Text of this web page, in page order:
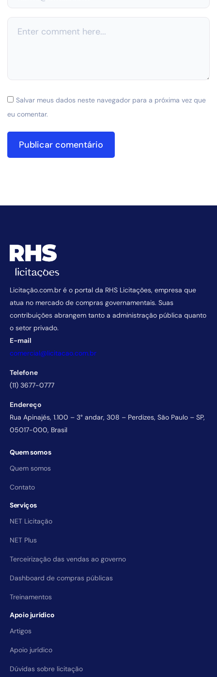
Salvar meus dados neste navegador para a próxima vez que
eu comentar.
Licitação.com.br é o portal da RHS Licitações, empresa que
atua no mercado de compras governamentais. Suas
contribuições abrangem tanto a administração pública quanto
o setor privado.
E-mail
comercial@licitacao.com.br
Telefone
(11) 3677-0777
Endereço
Rua Apinajés, 1.100 – 3° andar, 308 – Perdizes, São Paulo – SP,
05017-000, Brasil
Quem somos
Quem somos
Contato
Serviços
NET Licitação
NET Plus
Terceirização das vendas ao governo
Dashboard de compras públicas
Treinamentos
Apoio jurídico
Artigos
Apoio jurídico
Dúvidas sobre licitação